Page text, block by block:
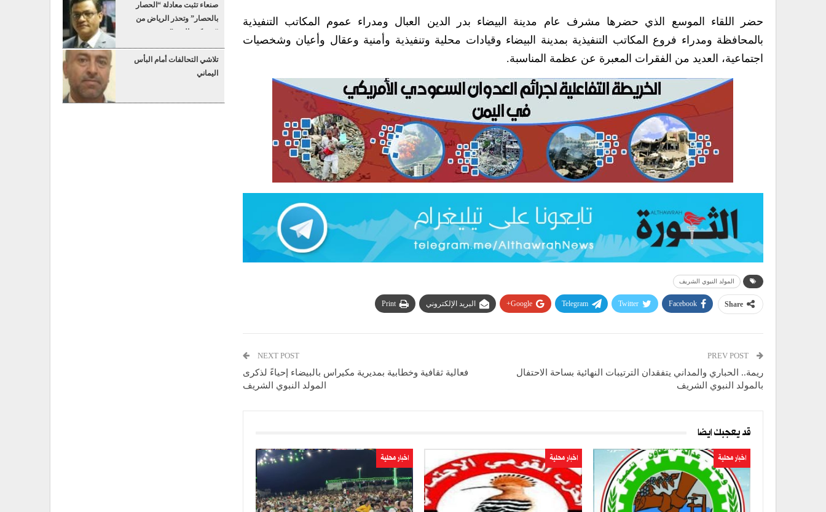
حضر اللقاء الموسع الذي حضرها مشرف عام مدينة البيضاء بدر الدين العبال ومدراء عموم المكاتب التنفيذية
بالمحافظة ومدراء فروع المكاتب التنفيذية بمدينة البيضاء وقيادات محلية وتنفيذية وأمنية وعقال وأعيان وشخصيات
اجتماعية، العديد من الفقرات المعبرة عن عظمة المناسبة.
المولد النبوي الشريف
Share
Facebook
Twitter
Telegram
Google+ البريد الإلكتروني Print
ريمة.. الحباري والمداني يتفقدان الترتيبات النهائية بساحة الاحتفال
بالمولد النبوي الشريف
NEXT POST
فعالية ثقافية وخطابية بمديرية مكيراس بالبيضاء إحياءً لذكرى
المولد النبوي الشريف
قد يعجبك ايضا
اخبار محلية اخبار محلية اخبار محلية
صنعاء تثبت معادلة “الحصار
بالحصار” وتحذر الرياض من
“عسكرة البحر”
تلاشي التحالفات أمام البأس
اليماني